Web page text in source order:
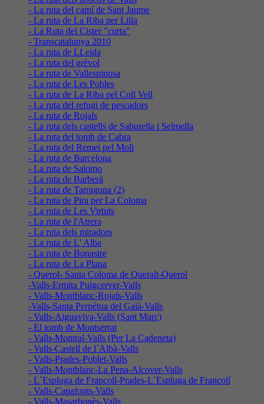
- La ruta del camí de Sant Jaume
- La ruta de La Riba per Lilla
- La Ruta del Cister "curta"
- Transcatalunya 2010
- La ruta de LLeida
- La ruta del grèvol
- La ruta de Vallespinosa
- La ruta de Les Pobles
- La ruta de La Riba pel Coll Vell
- La ruta del refugi de pescadors
- La ruta de Rojals
- La ruta dels castells de Saburella i Selmella
- La ruta del tomb de Cabra
- La ruta del Remei pel Moli
- La ruta de Barcelona
- La ruta de Salomo
- La ruta de Barberà
- La ruta de Tarragona (2)
- La ruta de Pira per La Coloma
- La ruta de Les Virtuts
- La ruta de l'Atrera
- La ruta dels miradors
- La ruta de L' Alba
- La ruta de Bonastre
- La ruta de La Plana
- Querol- Santa Coloma de Queralt-Querol
-Valls-Ermita Puigcerver-Valls
- Valls-Montblanc-Rojals-Valls
-Valls-Santa Perpètua del Gaià-Valls
- Valls-Aiguaviva-Valls (Sant Marc)
- El tomb de Montserrat
- Valls-Montral-Valls (Per La Cadeneta)
- Valls-Castell de l´Albà-Valls
- Valls-Prades-Poblet-Valls
- Valls-Montblanc-La Pena-Alcover-Valls
- L´Espluga de Francolí-Prades-L´Espluga de Francolí
- Valls-Capafonts-Valls
- Valls-Masarbonès-Valls